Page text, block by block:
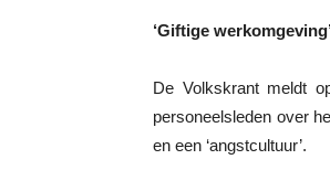
‘Giftige
De Volkskrant meldt
personeelsleden over
en een ‘angstcultuur’.